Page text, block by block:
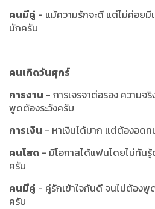
คนมีคู่ - แม้ความรักจะดี แต่ไม่ค่อย
นักครับ
คนเกิดวันศุกร์
การงาน - การเจรจาต่อรอง ความจ
พูดต้องระวังครับ
การเงิน - หาเงินได้มาก แต่ต้องอด
คนโสด - มีโอกาสได้แฟนโดยไม่ทันรู้
ครับ
คนมีคู่ - คู่รักเข้าใจกันดี จนไม่ต้องพู
ครับ